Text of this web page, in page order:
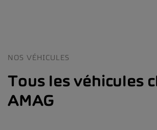
NOS VÉHICULES
Tous les véhicules
AMAG